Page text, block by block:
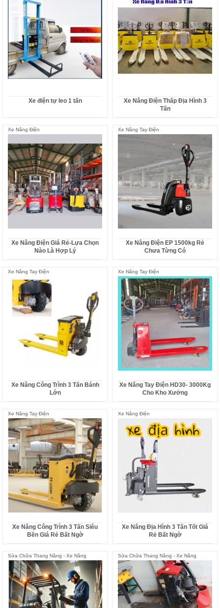
Xe điện tự leo 1 tấn
Xe Nâng Điện Thấp Địa Hình 3
Tấn
Xe Nâng Điện
Xe Nâng Điện Giá Rẻ-Lựa Chọn
Nào Là Hợp Lý
Xe Nâng Tay Điện
Xe Nâng Điện EP 1500kg Rẻ
Chưa Từng Có
Xe Nâng Tay Điện
Xe Nâng Công Trình 3 Tấn Bánh
Lớn
Xe Nâng Tay Điện
Xe Nâng Tay Điện HD30- 3000Kg
Cho Kho Xưởng
Xe Nâng Tay Điện
Xe Nâng Công Trình 3 Tấn Siêu
Bền Giá Rẻ Bất Ngờ
Xe Nâng Điện
Xe Nâng Địa Hình 3 Tấn Tốt Giá
Rẻ Bất Ngờ
Sửa Chữa Thang Nâng - Xe Nâng Sửa Chữa Thang Nâng - Xe Nâng